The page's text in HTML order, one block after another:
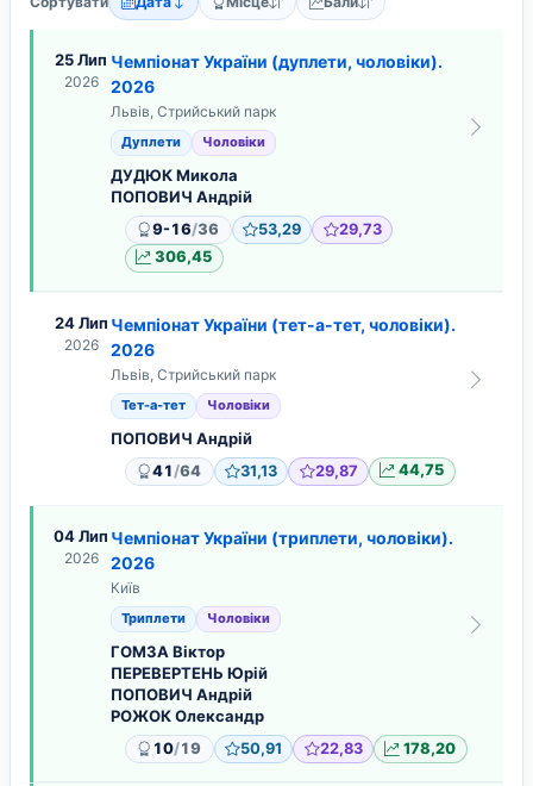
25 Лип
2026
Чемпіонат України (дуплети, чоловіки).
2026
Львів, Стрийський парк
Дуплети Чоловіки
ДУДЮК Микола
ПОПОВИЧ Андрій
9-16/36 53,29
29,73
306,45
24 Лип
2026
Чемпіонат України (тет-а-тет, чоловіки).
2026
Львів, Стрийський парк
Тет-а-тет Чоловіки
ПОПОВИЧ Андрій
41 /64 31,13 29,87 44,75
04 Лип
2026
Чемпіонат України (триплети, чоловіки).
2026
Київ
Триплети Чоловіки
ГОМЗА Віктор
ПЕРЕВЕРТЕНЬ Юрій
ПОПОВИЧ Андрій
РОЖОК Олександр
10/19 50,91 22,83 178,20